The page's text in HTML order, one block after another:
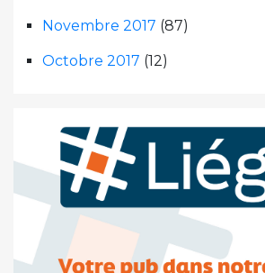
Novembre 2017 (87)
Octobre 2017 (12)